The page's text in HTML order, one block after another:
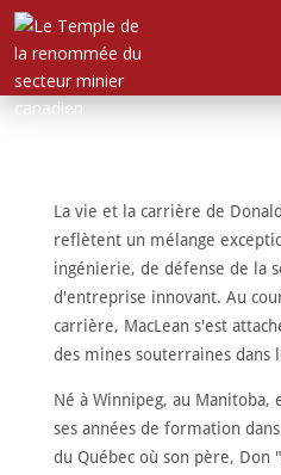
La vie et la carrière de
reflètent un mélange
ingénierie, de défense de la
d'entreprise innovant. Au
carrière, MacLean s'est
des mines souterraines dans
Né à Winnipeg, au Manitoba,
ses années de formation
du Québec où son père, Don